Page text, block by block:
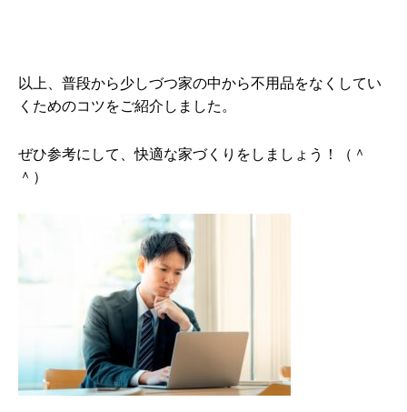
以上、普段から少しづつ家の中から不用品をなくしてい
くためのコツをご紹介しました。
ぜひ参考にして、快適な家づくりをしましょう！（＾
＾）